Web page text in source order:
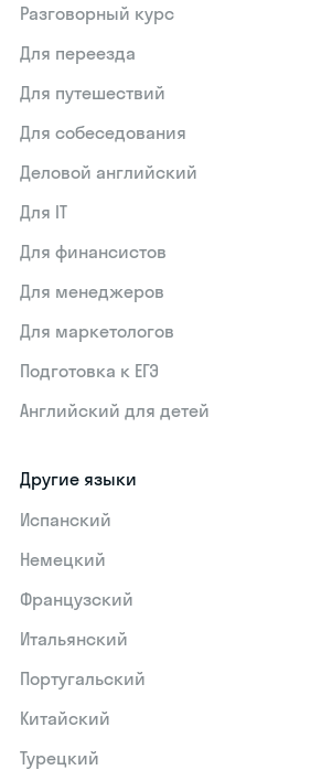
Разговорный курс
Для переезда
Для путешествий
Для собеседования
Деловой английский
Для IT
Для финансистов
Для менеджеров
Для маркетологов
Подготовка к ЕГЭ
Английский для детей
Другие языки
Испанский
Немецкий
Французский
Итальянский
Португальский
Китайский
Турецкий